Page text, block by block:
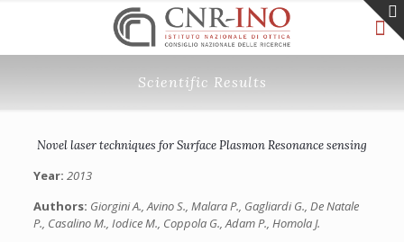
Scientific Results
Novel laser techniques for Surface Plasmon Resonance sensing
Year: 2013
Authors: Giorgini A., Avino S., Malara P., Gagliardi G., De Natale
P., Casalino M., Iodice M., Coppola G., Adam P., Homola J.